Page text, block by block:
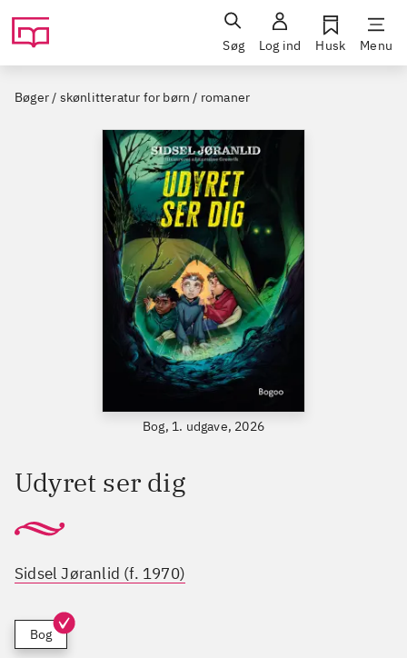
Søg Log ind Husk Menu
Bøger / skønlitteratur for børn / romaner
Bog, 1. udgave, 2026
Udyret ser dig
Sidsel Jøranlid (f. 1970)
Bog